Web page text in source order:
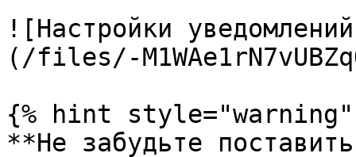
![Настройки
(/files/-
{% hint style="warning"
**Не забудьте